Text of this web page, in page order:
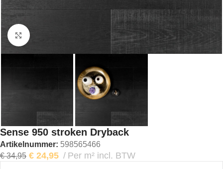
Klik om te vergroten
Sense 950 stroken Dryback
Artikelnummer: 598565466
€34,95 € 24,95 Per m² incl. BTW